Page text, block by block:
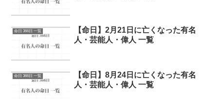
命日 366日 一覧
【命日】2月21日に亡くなった有名
人・芸能人・偉人 一覧
命日 366日 一覧
【命日】8月24日に亡くなった有名
人・芸能人・偉人 一覧